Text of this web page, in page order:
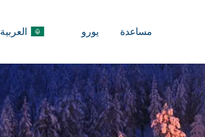
مساعدة يورو العربية